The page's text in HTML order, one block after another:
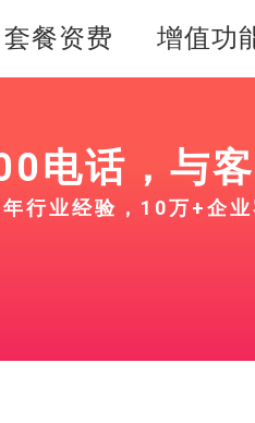
套餐资费 增值功
电话，与
行业经验，10万+企